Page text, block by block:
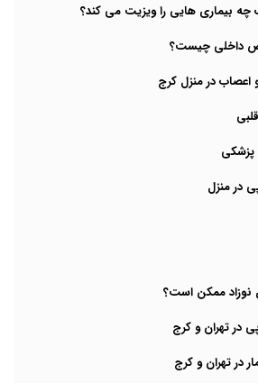
بیماری هایی را ویزیت می کند؟
داخلی چیست؟
در منزل کرج
پزشکی
در منزل
نوزاد ممکن است؟
در تهران و کرج
در تهران و کرج